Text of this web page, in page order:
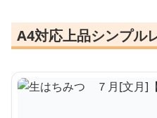
A4対応上品シンプル